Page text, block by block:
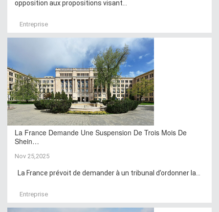
opposition aux propositions visant...
Entreprise
La France Demande Une Suspension De Trois Mois De
Shein…
Nov 25,2025
La France prévoit de demander à un tribunal d’ordonner la...
Entreprise